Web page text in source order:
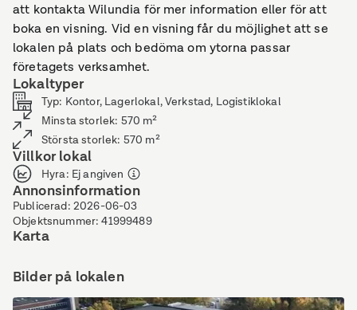
att kontakta Wilundia för mer information eller för att
boka en visning. Vid en visning får du möjlighet att se
lokalen på plats och bedöma om ytorna passar
företagets verksamhet.
Lokaltyper
Typ: Kontor, Lagerlokal, Verkstad, Logistiklokal
Minsta storlek: 570 m²
Största storlek: 570 m²
Villkor lokal
Hyra: Ej angiven
Annonsinformation
Publicerad: 2026-06-03
Objektsnummer:41999489
Karta
Bilder på lokalen